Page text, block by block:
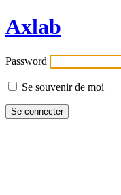
Axlab
Password
Se souvenir de moi